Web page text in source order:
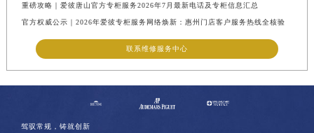
重磅攻略｜爱彼唐山官方专柜服务2026年7月最新电话及专柜信息汇总
官方权威公示｜2026年爱彼专柜服务网络焕新：惠州门店客户服务热线全核验
联系维修服务中心
驾驭常规，铸就创新